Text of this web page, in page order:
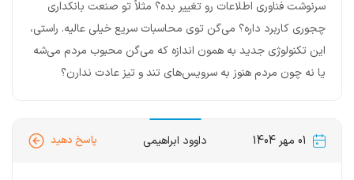
سرنوشت فناوری اطلاعات رو تغییر بده؟ مثلاً تو صنعت بانکداری
چجوری کاربرد داره؟ می‌گن توی محاسبات سریع خیلی عالیه. راستی،
این تکنولوژی جدید به همون اندازه که می‌گن محبوب مردم می‌شه
یا نه چون مردم هنوز به سرویس‌های تند و تیز عادت ندارن؟
01 مهر 1404 داوود ابراهیمی پاسخ دهید